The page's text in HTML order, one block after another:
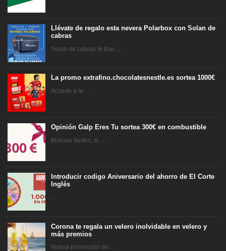
Llévate de regalo esta nevera Polarbox con Solan de
cabras
Solan de cabras te trae ...
La promo extrafino.chocolatesnestle.es sortea 1000€
Accede a la ...
Opinión Galp Eres Tu sortea 300€ en combustible
Buenas tardes, si ...
Introducir codigo Aniversario del ahorro de El Corte
Inglés
...
Corona te regala un velero inolvidable en velero y
más premios
Nueva promoción de ...